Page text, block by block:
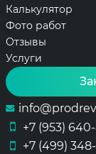
Калькулятор
Фото работ
Отзывы
Услуги
+7 (953)
+7 (499)